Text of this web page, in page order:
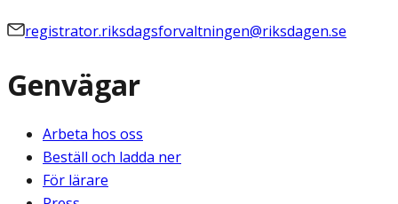
registrator.riksdagsforvaltningen@riksdagen.se
Genvägar
Arbeta hos oss
Beställ och ladda ner
För lärare